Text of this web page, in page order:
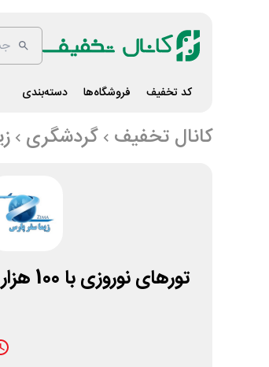
کد تخفیف فروشگاه‌ها دسته‌بندی
کانال تخفیف گردشگری